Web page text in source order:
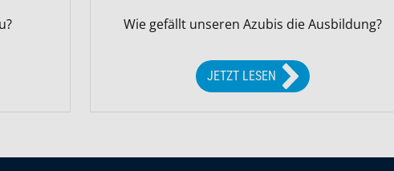
Wie gefällt unseren Azubis die Ausbildung?
JETZT LESEN